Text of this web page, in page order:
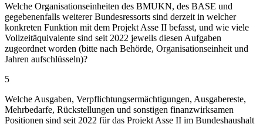
Welche Organisationseinheiten des BMUKN, des BASE und
gegebenenfalls weiterer Bundesressorts sind derzeit in welcher
konkreten Funktion mit dem Projekt Asse II befasst, und wie viele
Vollzeitäquivalente sind seit 2022 jeweils diesen Aufgaben
zugeordnet worden (bitte nach Behörde, Organisationseinheit und
Jahren aufschlüsseln)?
5
Welche Ausgaben, Verpflichtungsermächtigungen, Ausgabereste,
Mehrbedarfe, Rückstellungen und sonstigen finanzwirksamen
Positionen sind seit 2022 für das Projekt Asse II im Bundeshaushalt